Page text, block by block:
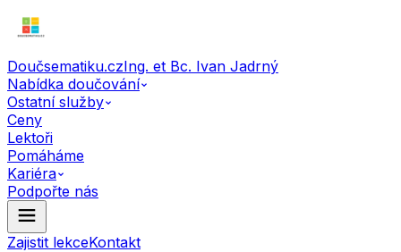
Doučsematiku.czIng. et Bc. Ivan Jadrný
Nabídka doučování
Ostatní služby
Ceny
Lektoři
Pomáháme
Kariéra
Podpořte nás
Zajistit lekceKontakt